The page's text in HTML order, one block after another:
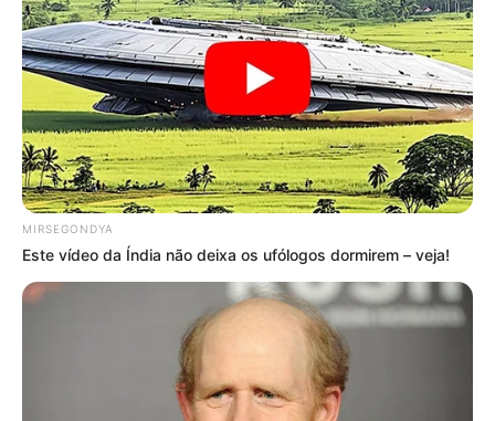
MIRSEGONDYA
Este vídeo da Índia não deixa os ufólogos dormirem – veja!